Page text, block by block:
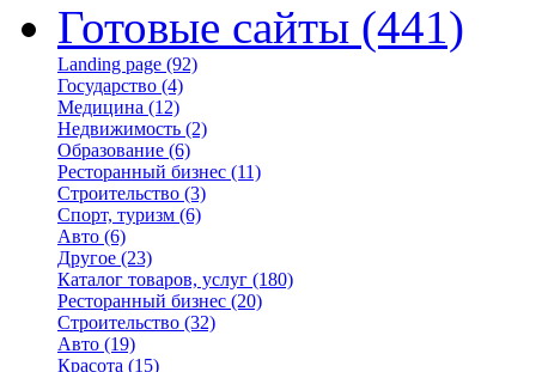
Готовые сайты (441)
Landing page (92)
Государство (4)
Медицина (12)
Недвижимость (2)
Образование (6)
Ресторанный бизнес (11)
Строительство (3)
Спорт, туризм (6)
Авто (6)
Другое (23)
Каталог товаров, услуг (180)
Ресторанный бизнес (20)
Строительство (32)
Авто (19)
Красота (15)